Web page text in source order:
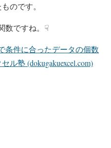
のです。
数ですね。☟
条件に合ったデータの個数
ル塾 (dokugakuexcel.com)